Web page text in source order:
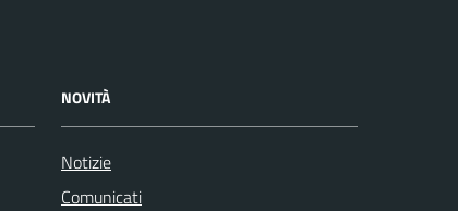
NOVITÀ
Notizie
Comunicati